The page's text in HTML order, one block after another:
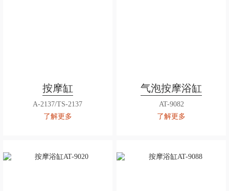
按摩缸
A-2137/TS-2137
了解更多
气泡按摩浴缸
AT-9082
了解更多